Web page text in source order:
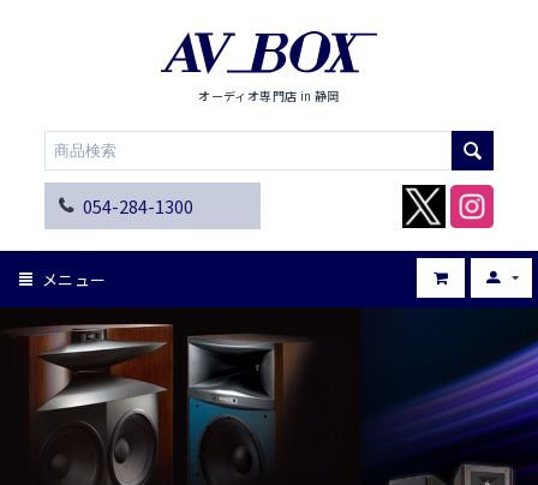
オーディオ専門店 in 静岡
054-284-1300
メニュー